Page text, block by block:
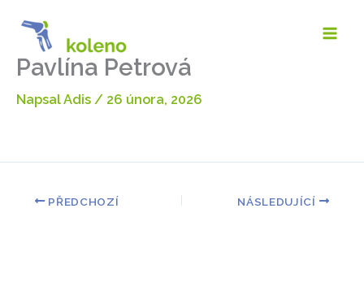
Pavlína Petrová
NapsalAdis / 26 února, 2026
PŘEDCHOZÍ NÁSLEDUJÍCÍ